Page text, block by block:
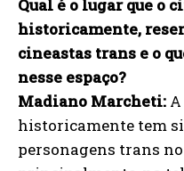
Qual é o lugar que o
historicamente,
cineastas trans e o
nesse espaço?
Madiano Marcheti:
historicamente tem
personagens trans